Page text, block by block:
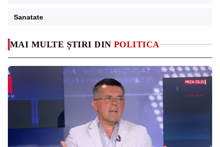
MAI MULTE ȘTIRI DIN POLITICA
Sanatate